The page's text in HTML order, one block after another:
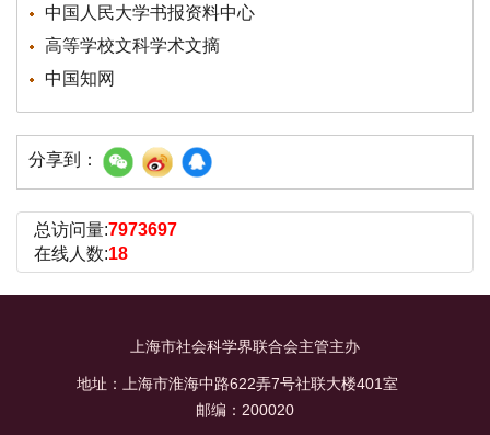
中国人民大学书报资料中心
高等学校文科学术文摘
中国知网
分享到：
总访问量:7973697
在线人数:18
上海市社会科学界联合会主管主办
地址：上海市淮海中路622弄7号社联大楼401室
邮编：200020